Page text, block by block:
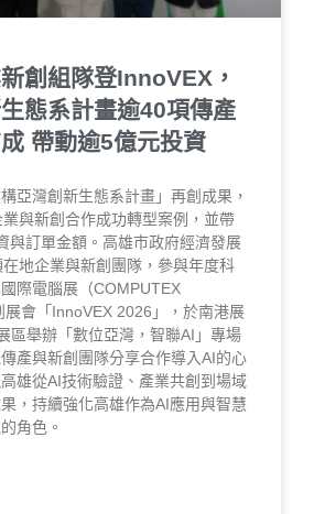
創組隊登InnoVEX，
態系計畫逾40項傳產
帶動逾5億元投資
亞灣創新生態系計畫」再創成果，
與新創合作成功轉型案例，並帶
與訂單金額。高雄市政府經濟發展
地企業與新創團隊，參與年度科
際電腦展（COMPUTEX
展會「InnoVEX 2026」，於南港展
區舉辦「數位亞灣，智聯AI」專場
產與新創團隊分享合作導入AI的心
雄從AI技術驗證、產業共創到場域
，持續強化高雄作為AI應用與智慧
角色。